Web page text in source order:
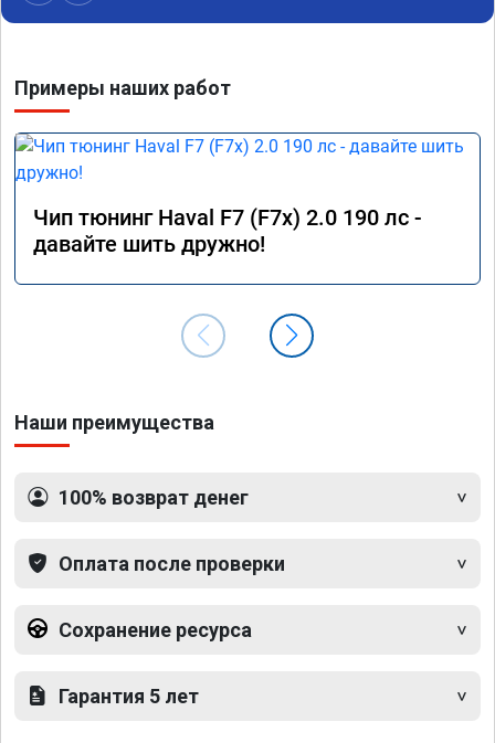
Примеры наших работ
Чип тюнинг Haval F7 (F7x) 2.0 190 лс -
давайте шить дружно!
Наши преимущества
100% возврат денег
Оплата после проверки
Сохранение ресурса
Гарантия 5 лет